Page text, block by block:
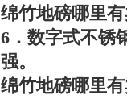
绵竹地磅哪里
6．数字式不锈
强。
绵竹地磅哪里